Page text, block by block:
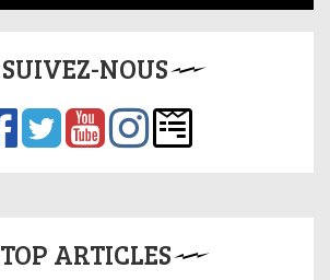
SUIVEZ-NOUS
TOP ARTICLES